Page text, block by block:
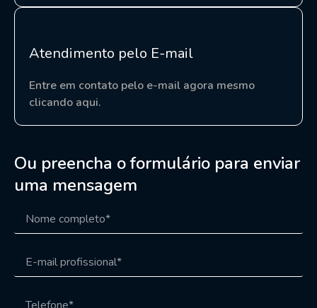
Atendimento pelo E-mail
Entre em contato pelo e-mail agora mesmo
clicando aqui.
Ou preencha o formulário para enviar
uma mensagem